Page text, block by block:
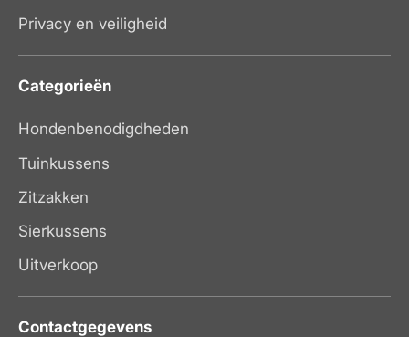
Privacy en veiligheid
Categorieën
Hondenbenodigdheden
Tuinkussens
Zitzakken
Sierkussens
Uitverkoop
Contactgegevens